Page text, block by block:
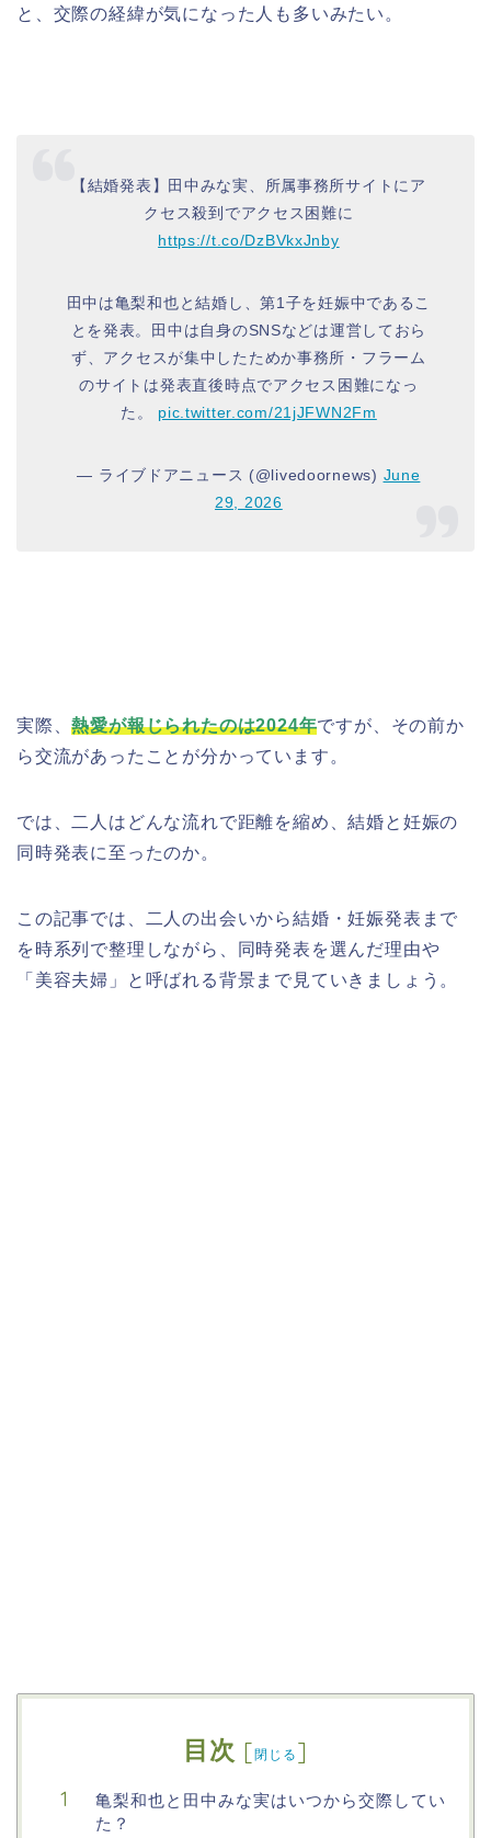
と、交際の経緯が気になった人も多いみたい。
【結婚発表】田中みな実、所属事務所サイトにア
クセス殺到でアクセス困難に
https://t.co/DzBVkxJnby
田中は亀梨和也と結婚し、第1子を妊娠中であるこ
とを発表。田中は自身のSNSなどは運営しておら
ず、アクセスが集中したためか事務所・フラーム
のサイトは発表直後時点でアクセス困難になっ
た。 pic.twitter.com/21jJFWN2Fm
— ライブドアニュース (@livedoornews) June
29, 2026
実際、熱愛が報じられたのは2024年ですが、その前か
ら交流があったことが分かっています。
では、二人はどんな流れで距離を縮め、結婚と妊娠の
同時発表に至ったのか。
この記事では、二人の出会いから結婚・妊娠発表まで
を時系列で整理しながら、同時発表を選んだ理由や
「美容夫婦」と呼ばれる背景まで見ていきましょう。
目次 [閉じる ]
亀梨和也と田中みな実はいつから交際してい
た？